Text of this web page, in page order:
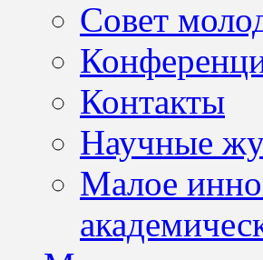
Совет
Контакты
Научные
Малое